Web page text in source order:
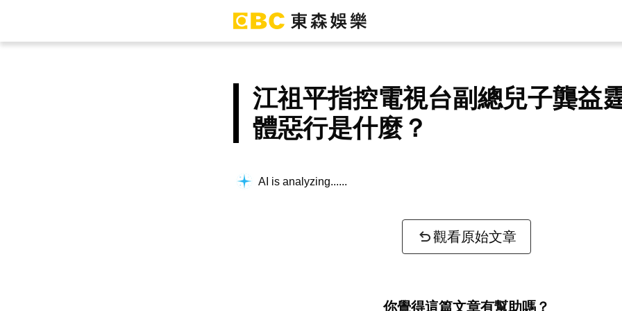
江祖平指控電視台副總兒子龔益
體惡行是什麼？
AI is analyzing...
觀看原始文章
你覺得這篇文章有幫助嗎？